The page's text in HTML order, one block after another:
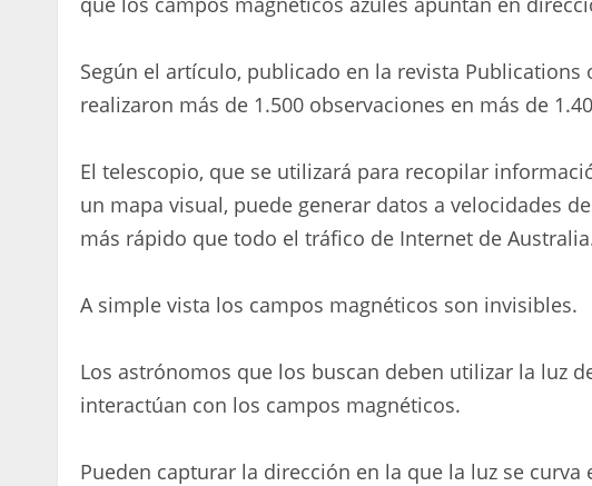
Según el artículo, publicado en la revista
realizaron más de 1.500 observaciones en más de
El telescopio, que se utilizará para recopilar
un mapa visual, puede generar datos a velocidades
más rápido que todo el tráfico de Internet de
A simple vista los campos magnéticos son invisibles.
Los astrónomos que los buscan deben utilizar la luz
interactúan con los campos magnéticos.
Pueden capturar la dirección en la que la luz se